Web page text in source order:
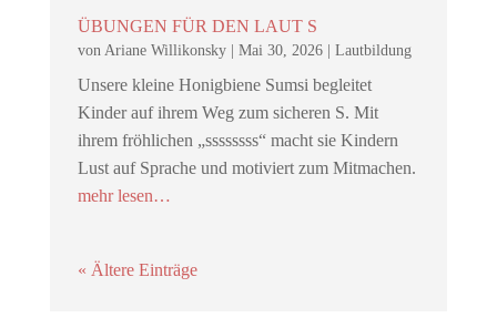
ÜBUNGEN FÜR DEN LAUT S
von Ariane Willikonsky| Mai 30, 2026| Lautbildung
Unsere kleine Honigbiene Sumsi begleitet
Kinder auf ihrem Weg zum sicheren S. Mit
ihrem fröhlichen „ssssssss“ macht sie Kindern
Lust auf Sprache und motiviert zum Mitmachen.
mehr lesen…
« Ältere Einträge